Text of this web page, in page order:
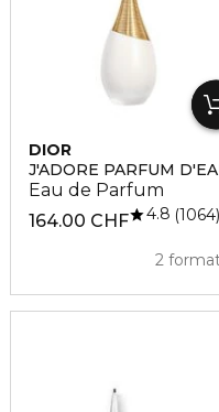
DIOR
J'ADORE PARFUM
Eau de Parfum
164.00 CHF
2
4.8 1064